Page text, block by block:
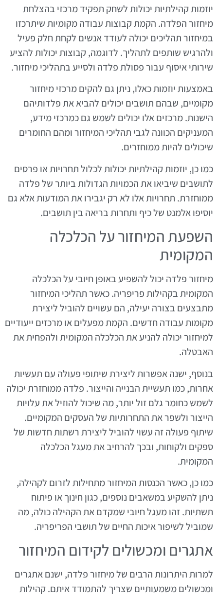
יוזמות קהילתיות יכולות לשחק תפקיד מרכזי בהצלחת
מיחזור הפלדה. הקמת קבוצות עבודה מקומיות שיתרכזו
במיחזור תהליכים יכולה לעודד אנשים לקחת חלק פעיל
ולהרגיש שותפים לתהליך. לדוגמה, קבוצות יכולות להציע
שירותי איסוף עבור פסולת פלדה ולסייע בתהליכי מיחזור.
באמצעות יוזמות כאלו, ניתן גם להקים מרכזי מיחזור
מקומיים, שבהם תושבים יכולים להביא את פלדותיהם
הישנות. מרכזים אלו יכולים לשמש גם כמרכזי מידע,
המעניקים הכוונה לגבי תהליכי המיחזור ומהם החומרים
שיכולים להיות ממוחזרים.
כמו כן, יוזמות קהילתיות יכולות לכלול תחרויות או פרסים
לתושבים שיביאו את הכמויות הגדולות ביותר של פלדה
ממוחזרת. תחרויות אלו לא רק יגבירו את המודעות אלא גם
יוסיפו אלמנט של כיף ותחרות בריאה בין תושבים.
השפעת המיחזור על הכלכלה
המקומית
מיחזור פלדה יכול להשפיע באופן חיובי על הכלכלה
המקומית בקהילות פריפריה. כאשר תהליכי המיחזור
מתבצעים בצורה יעילה, הם עשויים להוביל ליצירת
מקומות עבודה חדשים. הקמת מפעלים או מרכזים ייעודיים
למיחזור יכולה להניע את הכלכלה המקומית ולהפחית את
האבטלה.
בנוסף, ישנה אפשרות ליצירת שיתופי פעולה עם תעשיות
אחרות, כמו תעשיית הבנייה והייצור. פלדה ממוחזרת יכולה
לשמש כחומר גלם זול יותר, מה שיכול להוזיל את עלויות
הייצור ולשפר את התחרותיות של העסקים המקומיים.
שיתוף פעולה זה עשוי להוביל ליצירת רשתות חדשות של
ספקים ולקוחות, ובכך להרחיב את מעגל הכלכלה
המקומית.
כמו כן, כאשר הכנסות המיחזור מתחילות לזרום לקהילה,
ניתן להשקיע במשאבים נוספים, כגון חינוך או פיתוח
תשתיות. זהו מעגל חיובי שמקדם את הקהילה כולה, מה
שמוביל לשיפור איכות החיים של תושבי הפריפריה.
אתגרים ומכשולים לקידום המיחזור
למרות היתרונות הרבים של מיחזור פלדה, ישנם אתגרים
ומכשולים משמעותיים שצריך להתמודד איתם. קהילות